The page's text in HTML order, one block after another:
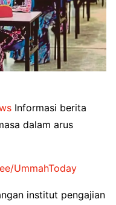
Informasi berita
dalam arus
UmmahToday
institut pengajian